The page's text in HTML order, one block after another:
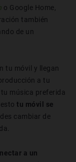
o Google Home,
también
de un
tu móvil y llegan
a tu
música preferida
tu móvil se
cambiar de
a un